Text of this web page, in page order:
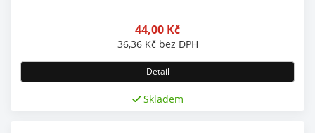
44,00 Kč
36,36 Kč bez DPH
Detail
Skladem